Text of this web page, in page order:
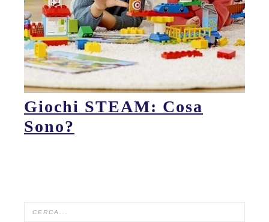
Giochi STEAM: Cosa
Sono?